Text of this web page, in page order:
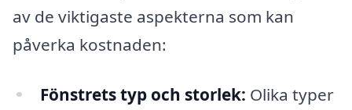
av de viktigaste aspekterna som kan
påverka kostnaden:
Fönstrets typ och storlek: Olika typer